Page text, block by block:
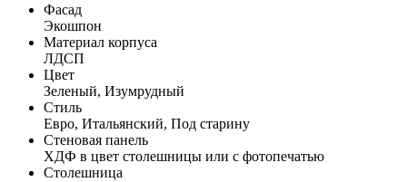
Фасад
Экошпон
Материал корпуса
ЛДСП
Цвет
Зеленый, Изумрудный
Стиль
Евро, Итальянский, Под старину
Стеновая панель
ХДФ в цвет столешницы или с фотопечатью
Столешница